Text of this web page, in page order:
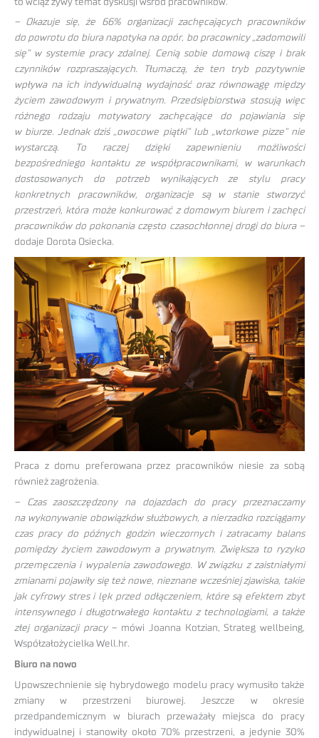
– Okazuje się, że 66% organizacji zachęcających pracowników
do powrotu do biura napotyka na opór, bo pracownicy „zadomowili
się” w systemie pracy zdalnej. Cenią sobie domową ciszę i brak
czynników rozpraszających. Tłumaczą, że ten tryb pozytywnie
wpływa na ich indywidualną wydajność oraz równowagę między
życiem zawodowym i prywatnym. Przedsiębiorstwa stosują więc
różnego rodzaju motywatory zachęcające do pojawiania się
w biurze. Jednak dziś „owocowe piątki” lub „wtorkowe pizze” nie
wystarczą. To raczej dzięki zapewnieniu możliwości
bezpośredniego kontaktu ze współpracownikami, w warunkach
dostosowanych do potrzeb wynikających ze stylu pracy
konkretnych pracowników, organizacje są w stanie stworzyć
przestrzeń, która może konkurować z domowym biurem i zachęci
pracowników do pokonania często czasochłonnej drogi do biura –
dodaje Dorota Osiecka.
Praca z domu preferowana przez pracowników niesie za sobą
również zagrożenia.
– Czas zaoszczędzony na dojazdach do pracy przeznaczamy
na wykonywanie obowiązków służbowych, a nierzadko rozciągamy
czas pracy do późnych godzin wieczornych i zatracamy balans
pomiędzy życiem zawodowym a prywatnym. Zwiększa to ryzyko
przemęczenia i wypalenia zawodowego. W związku z zaistniałymi
zmianami pojawiły się też nowe, nieznane wcześniej zjawiska, takie
jak cyfrowy stres i lęk przed odłączeniem, które są efektem zbyt
intensywnego i długotrwałego kontaktu z technologiami, a także
złej organizacji pracy – mówi Joanna Kotzian, Strateg wellbeing,
Współzałożycielka Well.hr.
Biuro na nowo
Upowszechnienie się hybrydowego modelu pracy wymusiło także
zmiany w przestrzeni biurowej. Jeszcze w okresie
przedpandemicznym w biurach przeważały miejsca do pracy
indywidualnej i stanowiły około 70% przestrzeni, a jedynie 30%